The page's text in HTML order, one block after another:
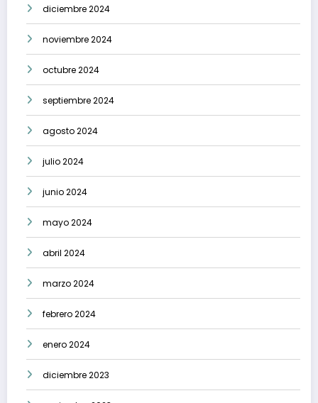
diciembre 2024
noviembre 2024
octubre 2024
septiembre 2024
agosto 2024
julio 2024
junio 2024
mayo 2024
abril 2024
marzo 2024
febrero 2024
enero 2024
diciembre 2023